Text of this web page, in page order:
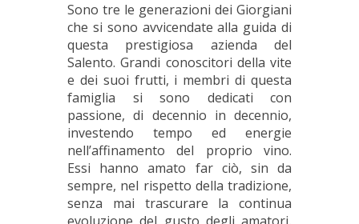
Sono tre le generazioni dei Giorgiani
che si sono avvicendate alla guida di
questa prestigiosa azienda del
Salento. Grandi conoscitori della vite
e dei suoi frutti, i membri di questa
famiglia si sono dedicati con
passione, di decennio in decennio,
investendo tempo ed energie
nell’affinamento del proprio vino.
Essi hanno amato far ciò, sin da
sempre, nel rispetto della tradizione,
senza mai trascurare la continua